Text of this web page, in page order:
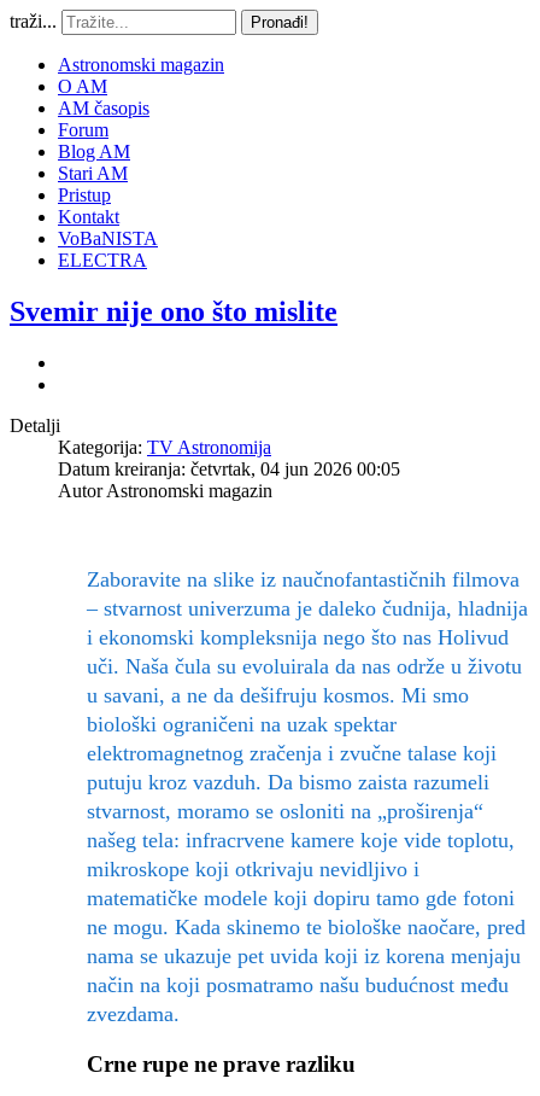
traži... Pronađi!
Astronomski magazin
O AM
AM časopis
Forum
Blog AM
Stari AM
Pristup
Kontakt
VoBaNISTA
ELECTRA
Svemir nije ono što mislite
Detalji
Kategorija: TV Astronomija
Datum kreiranja: četvrtak, 04 jun 2026 00:05
AutorAstronomski magazin
Zaboravite na slike iz naučnofantastičnih filmova
– stvarnost univerzuma je daleko čudnija, hladnija
i ekonomski kompleksnija nego što nas Holivud
uči. Naša čula su evoluirala da nas održe u životu
u savani, a ne da dešifruju kosmos. Mi smo
biološki ograničeni na uzak spektar
elektromagnetnog zračenja i zvučne talase koji
putuju kroz vazduh. Da bismo zaista razumeli
stvarnost, moramo se osloniti na „proširenja“
našeg tela: infracrvene kamere koje vide toplotu,
mikroskope koji otkrivaju nevidljivo i
matematičke modele koji dopiru tamo gde fotoni
ne mogu. Kada skinemo te biološke naočare, pred
nama se ukazuje pet uvida koji iz korena menjaju
način na koji posmatramo našu budućnost među
zvezdama.
Crne rupe ne prave razliku